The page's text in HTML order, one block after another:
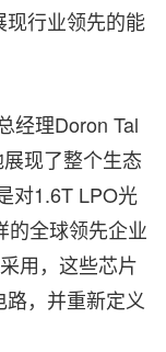
行业领先的能
经理Doron Tal
现了整个生态
对1.6T LPO光
的全球领先企业
用，这些芯片
，并重新定义